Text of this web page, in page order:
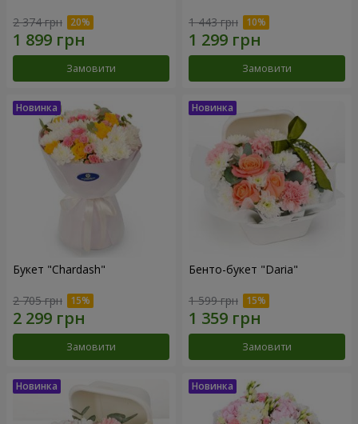
2 374 грн
Замовити
1 443 грн
Замовити
Букет "Chardash"
2 705 грн
Замовити
Бенто-букет "Daria"
1 599 грн
Замовити